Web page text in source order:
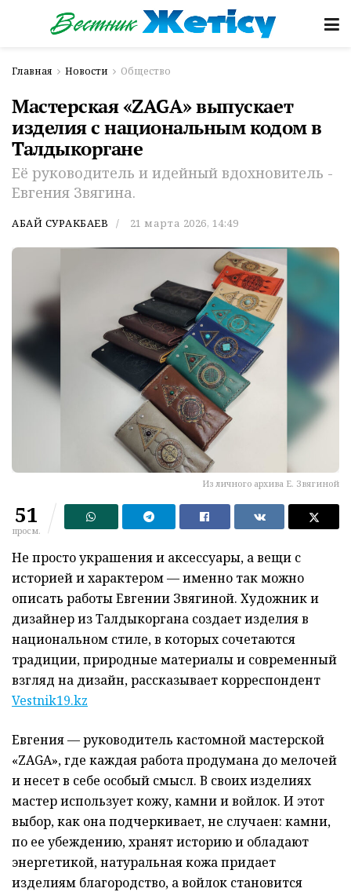
Главная Новости Общество
Мастерская «ZAGA» выпускает
изделия с национальным кодом в
Талдыкоргане
Её руководитель и идейный вдохновитель -
Евгения Звягина.
АБАЙ СУРАКБАЕВ 21 марта 2026, 14:49
Из личного архива Е. Звягиной
51
просм.
Не просто украшения и аксессуары, а вещи с
историей и характером — именно так можно
описать работы Евгении Звягиной. Художник и
дизайнер из Талдыкоргана создает изделия в
национальном стиле, в которых сочетаются
традиции, природные материалы и современный
взгляд на дизайн, рассказывает корреспондент
Vestnik19.kz
Евгения — руководитель кастомной мастерской
«ZAGA», где каждая работа продумана до мелочей
и несет в себе особый смысл. В своих изделиях
мастер использует кожу, камни и войлок. И этот
выбор, как она подчеркивает, не случаен: камни,
по ее убеждению, хранят историю и обладают
энергетикой, натуральная кожа придает
изделиям благородство, а войлок становится